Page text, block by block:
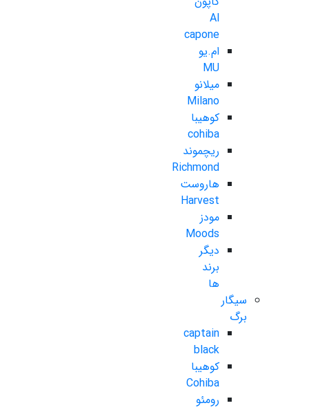
Al
capone
ام.یو
MU
میلانو
Milano
کوهیبا
cohiba
ریچموند
Richmond
هاروست
Harvest
مودز
Moods
دیگر
برند
ها
سیگار
برگ
captain
black
کوهیبا
Cohiba
رومئو